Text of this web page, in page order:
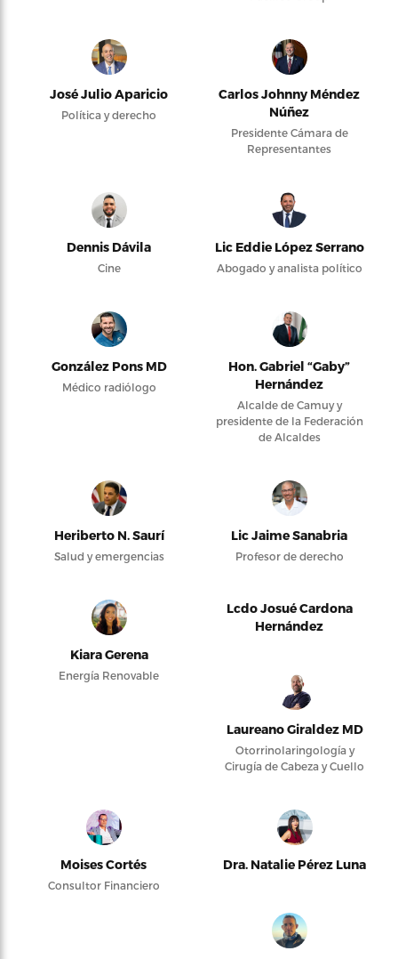
José Julio Aparicio
Política y derecho
Carlos Johnny Méndez
Núñez
Presidente Cámara de
Representantes
Dennis Dávila
Cine
Lic Eddie López Serrano
Abogado y analista político
González Pons MD
Médico radiólogo
Hon. Gabriel “Gaby”
Hernández
Alcalde de Camuy y
presidente de la Federación
de Alcaldes
Heriberto N. Saurí
Salud y emergencias
Lic Jaime Sanabria
Profesor de derecho
Kiara Gerena
Energía Renovable
Lcdo Josué Cardona
Hernández
Laureano Giraldez MD
Otorrinolaringología y
Cirugía de Cabeza y Cuello
Moises Cortés
Consultor Financiero
Dra. Natalie Pérez Luna